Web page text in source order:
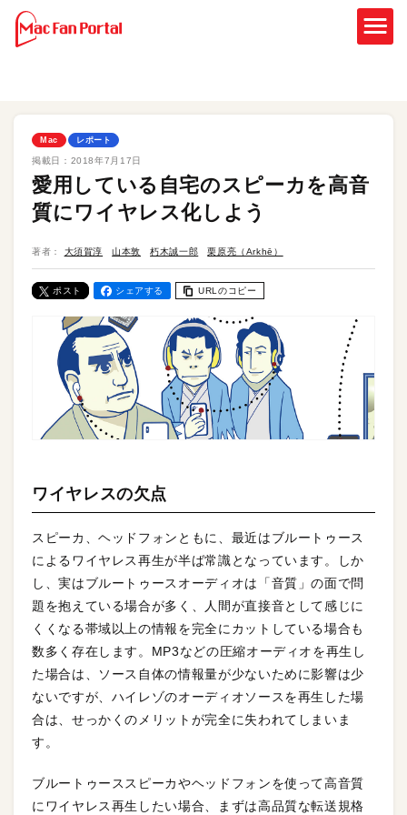
Mac レポート
掲載日： 2018年7月17日
愛用している自宅のスピーカを高音
質にワイヤレス化しよう
著者： 大須賀淳 山本敦 朽木誠一郎 栗原亮（Arkhē）
ポスト シェアする URLのコピー
ワイヤレスの欠点
スピーカ、ヘッドフォンともに、最近はブルートゥース
によるワイヤレス再生が半ば常識となっています。しか
し、実はブルートゥースオーディオは「音質」の面で問
題を抱えている場合が多く、人間が直接音として感じに
くくなる帯域以上の情報を完全にカットしている場合も
数多く存在します。MP3などの圧縮オーディオを再生し
た場合は、ソース自体の情報量が少ないために影響は少
ないですが、ハイレゾのオーディオソースを再生した場
合は、せっかくのメリットが完全に失われてしまいま
す。
ブルートゥーススピーカやヘッドフォンを使って高音質
にワイヤレス再生したい場合、まずは高品質な転送規格